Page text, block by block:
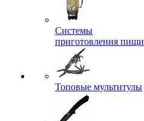
Системы
приготовления пищи
Топовые мультитулы